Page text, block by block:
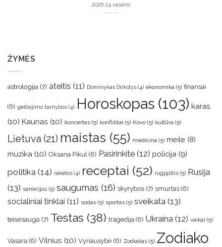
2026 24 vasario
ŽYMĖS
astrologija (7) ateitis (11) Dominykas Dirkstys (4) ekonomika (5) finansai
(6) gelbėjimo tarnybos (4) Horoskopas (103) karas
(10) Kaunas (10) koncertas (5) konfliktai (5) Kovo (5) kultūra (5)
Lietuva (21) maistas (55) medicina (5) meile (8)
muzika (10) Oksana Pikul (6) Pasirinkite (12) policija (9)
politika (14) raketos (4) receptai (52) rugpjūtis (5) Rusija
(13) sankcijos (5) saugumas (16) skyrybos (7) smurtas (6)
socialiniai tinklai (11) sodas (5) sportas (5) sveikata (13)
teisėsauga (7) Testas (38) tragedija (6) Ukraina (12) vaikai (5)
Vasara (6) Vilnius (10) Vyriausybė (6) Zodiakas (5) Zodiako